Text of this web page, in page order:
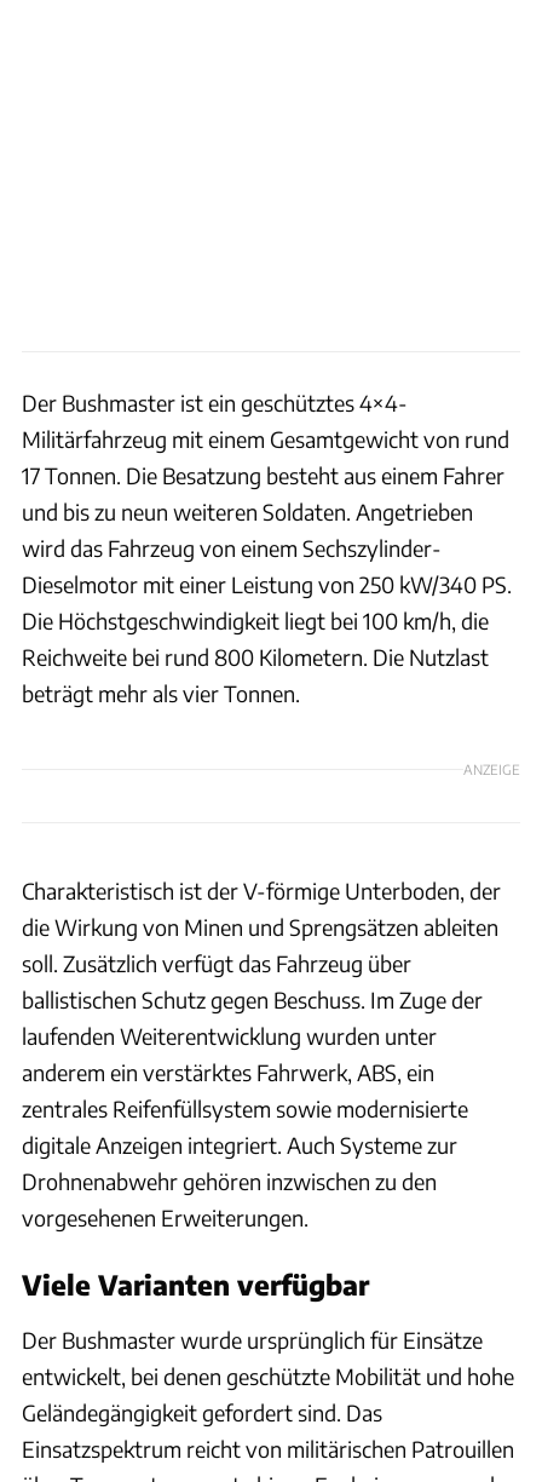
Der Bushmaster ist ein geschütztes 4×4-
Militärfahrzeug mit einem Gesamtgewicht von rund
17 Tonnen. Die Besatzung besteht aus einem Fahrer
und bis zu neun weiteren Soldaten. Angetrieben
wird das Fahrzeug von einem Sechszylinder-
Dieselmotor mit einer Leistung von 250 kW/340 PS.
Die Höchstgeschwindigkeit liegt bei 100 km/h, die
Reichweite bei rund 800 Kilometern. Die Nutzlast
beträgt mehr als vier Tonnen.
ANZEIGE
Charakteristisch ist der V-förmige Unterboden, der
die Wirkung von Minen und Sprengsätzen ableiten
soll. Zusätzlich verfügt das Fahrzeug über
ballistischen Schutz gegen Beschuss. Im Zuge der
laufenden Weiterentwicklung wurden unter
anderem ein verstärktes Fahrwerk, ABS, ein
zentrales Reifenfüllsystem sowie modernisierte
digitale Anzeigen integriert. Auch Systeme zur
Drohnenabwehr gehören inzwischen zu den
vorgesehenen Erweiterungen.
Viele Varianten verfügbar
Der Bushmaster wurde ursprünglich für Einsätze
entwickelt, bei denen geschützte Mobilität und hohe
Geländegängigkeit gefordert sind. Das
Einsatzspektrum reicht von militärischen Patrouillen